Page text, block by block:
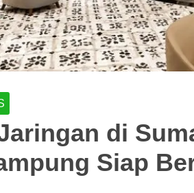
di
Siap